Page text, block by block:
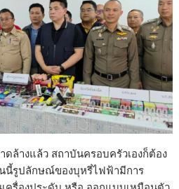
ดล้างแล้ว สถาบันครอบครัวเองก็ต้อง
นี้รูปลักษณ์ของบุหรี่ไฟฟ้ามีการ